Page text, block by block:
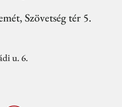
Szövetség tér 5.
u. 6.